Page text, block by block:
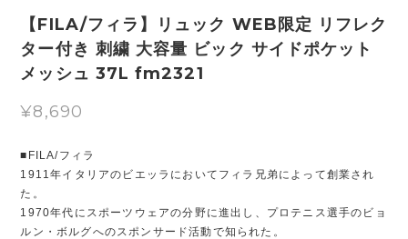
【FILA/フィラ】リュック WEB限定 リフレク
ター付き 刺繍 大容量 ビック サイドポケット
メッシュ 37L fm2321
¥8,690
■FILA/フィラ
1911年イタリアのビエッラにおいてフィラ兄弟によって創業され
た。
1970年代にスポーツウェアの分野に進出し、プロテニス選手のビョ
ルン・ボルグへのスポンサード活動で知られた。